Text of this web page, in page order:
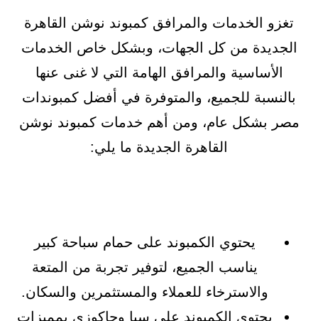
تغزو الخدمات والمرافق كمبوند نوشن القاهرة
الجديدة من كل الجهات، وبشكل خاص الخدمات
الأساسية والمرافق الهامة التي لا غنى عنها
بالنسبة للجميع، والمتوفرة في أفضل كمبوندات
مصر بشكل عام، ومن أهم خدمات كمبوند نوشن
القاهرة الجديدة ما يلي:
يحتوي الكمبوند على حمام سباحة كبير
يناسب الجميع، لتوفير تجربة من المتعة
والاسترخاء للعملاء والمستثمرين والسكان.
يحتوي الكمبوند على سبا وجاكوزي بمميزات